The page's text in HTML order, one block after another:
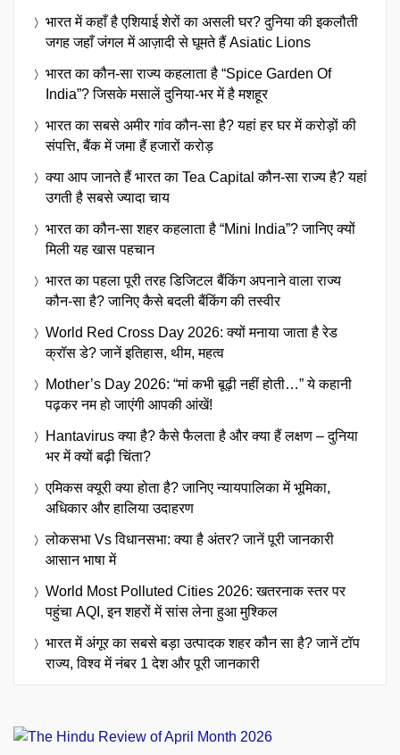
भारत में कहाँ है एशियाई शेरों का असली घर? दुनिया की इकलौती
जगह जहाँ जंगल में आज़ादी से घूमते हैं Asiatic Lions
भारत का कौन-सा राज्य कहलाता है “Spice Garden Of
India”? जिसके मसालें दुनिया-भर में है मशहूर
भारत का सबसे अमीर गांव कौन-सा है? यहां हर घर में करोड़ों की
संपत्ति, बैंक में जमा हैं हजारों करोड़
क्या आप जानते हैं भारत का Tea Capital कौन-सा राज्य है? यहां
उगती है सबसे ज्यादा चाय
भारत का कौन-सा शहर कहलाता है “Mini India”? जानिए क्यों
मिली यह खास पहचान
भारत का पहला पूरी तरह डिजिटल बैंकिंग अपनाने वाला राज्य
कौन-सा है? जानिए कैसे बदली बैंकिंग की तस्वीर
World Red Cross Day 2026: क्यों मनाया जाता है रेड
क्रॉस डे? जानें इतिहास, थीम, महत्व
Mother’s Day 2026: “मां कभी बूढ़ी नहीं होती…” ये कहानी
पढ़कर नम हो जाएंगी आपकी आंखें!
Hantavirus क्या है? कैसे फैलता है और क्या हैं लक्षण – दुनिया
भर में क्यों बढ़ी चिंता?
एमिकस क्यूरी क्या होता है? जानिए न्यायपालिका में भूमिका,
अधिकार और हालिया उदाहरण
लोकसभा Vs विधानसभा: क्या है अंतर? जानें पूरी जानकारी
आसान भाषा में
World Most Polluted Cities 2026: खतरनाक स्तर पर
पहुंचा AQI, इन शहरों में सांस लेना हुआ मुश्किल
भारत में अंगूर का सबसे बड़ा उत्पादक शहर कौन सा है? जानें टॉप
राज्य, विश्व में नंबर 1 देश और पूरी जानकारी